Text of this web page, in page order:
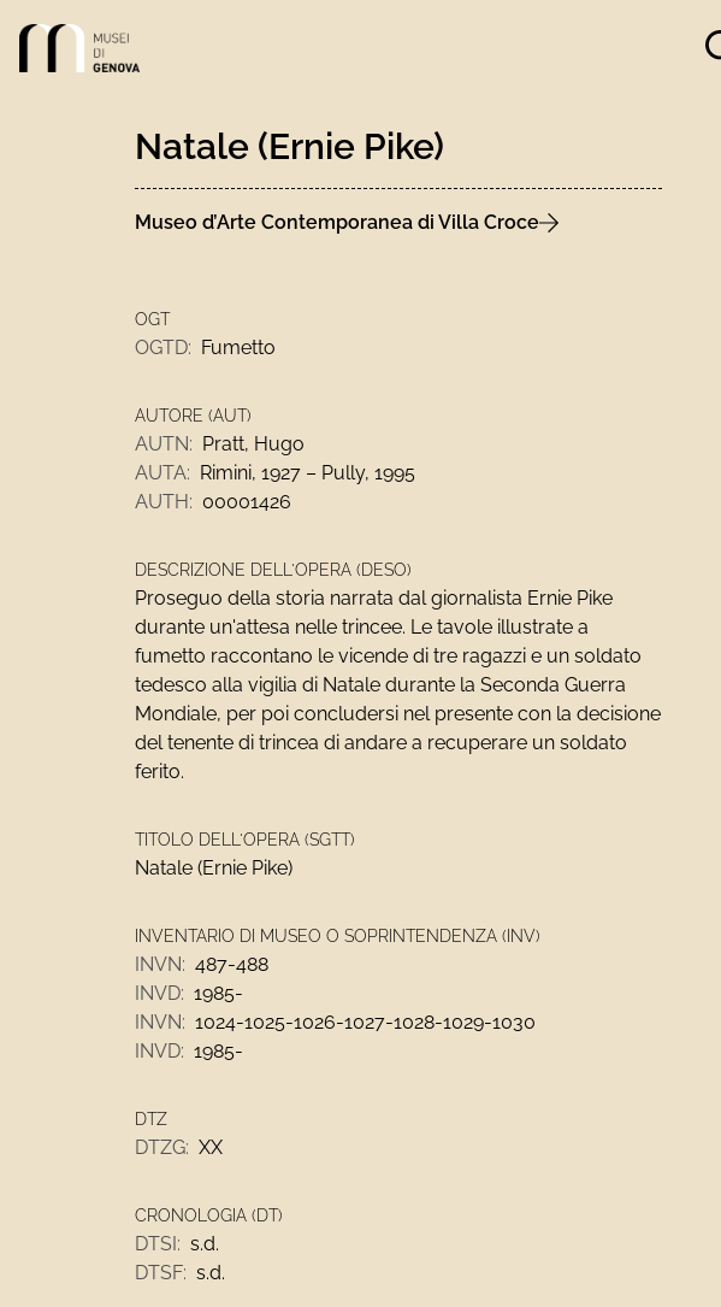
Link alla homepage
Natale (Ernie Pike)
Museo d’Arte Contemporanea di Villa Croce
OGT
OGTD: Fumetto
AUTORE (AUT)
AUTN: Pratt, Hugo
AUTA: Rimini, 1927 – Pully, 1995
AUTH: 00001426
DESCRIZIONE DELL'OPERA (DESO)
Proseguo della storia narrata dal giornalista Ernie Pike
durante un'attesa nelle trincee. Le tavole illustrate a
fumetto raccontano le vicende di tre ragazzi e un soldato
tedesco alla vigilia di Natale durante la Seconda Guerra
Mondiale, per poi concludersi nel presente con la decisione
del tenente di trincea di andare a recuperare un soldato
ferito.
TITOLO DELL'OPERA (SGTT)
Natale (Ernie Pike)
INVENTARIO DI MUSEO O SOPRINTENDENZA (INV)
INVN: 487-488
INVD: 1985-
INVN: 1024-1025-1026-1027-1028-1029-1030
INVD: 1985-
DTZ
DTZG: XX
CRONOLOGIA (DT)
DTSI: s.d.
DTSF: s.d.